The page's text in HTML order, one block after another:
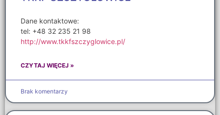
Dane kontaktowe:
tel: +48 32 235 21 98
http://www.tkkfszczyglowice.pl/
CZYTAJ WIĘCEJ »
Brak komentarzy